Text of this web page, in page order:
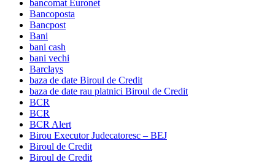
bancomat Euronet
Bancoposta
Bancpost
Bani
bani cash
bani vechi
Barclays
baza de date Biroul de Credit
baza de date rau platnici Biroul de Credit
BCR
BCR
BCR Alert
Birou Executor Judecatoresc – BEJ
Biroul de Credit
Biroul de Credit